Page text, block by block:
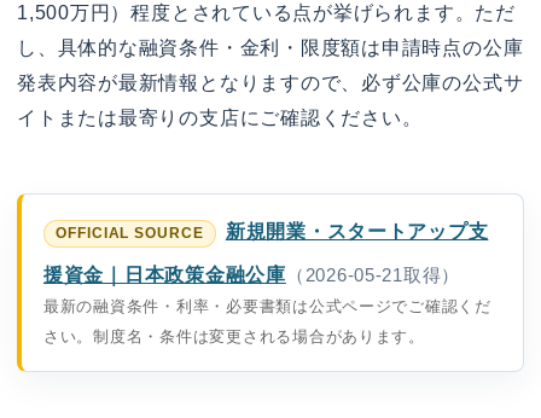
1,500万円）程度とされている点が挙げられます。ただ
し、具体的な融資条件・金利・限度額は申請時点の公庫
発表内容が最新情報となりますので、必ず公庫の公式サ
イトまたは最寄りの支店にご確認ください。
新規開業・スタートアップ支
援資金｜日本政策金融公庫 （2026-05-21取得）
最新の融資条件・利率・必要書類は公式ページでご確認くだ
さい。制度名・条件は変更される場合があります。